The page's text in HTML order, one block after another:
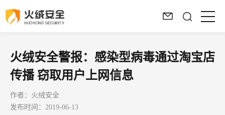
火绒安全警报：感染型病毒通过淘宝店
传播 窃取用户上网信息
作者：火绒安全
发布时间：2019-06-13